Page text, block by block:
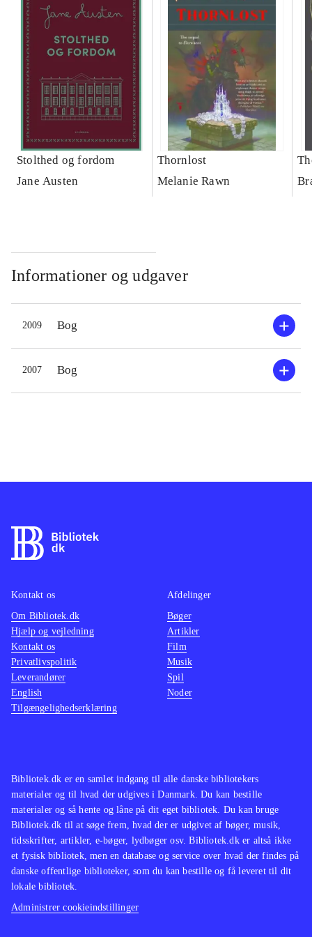
Stolthed og fordom
Jane Austen
Thornlost
Melanie Rawn
Informationer og udgaver
2009 Bog
2007 Bog
Bibliotek.dk er en samlet indgang til alle danske bibliotekers
materialer og til hvad der udgives i Danmark. Du kan bestille
materialer og så hente og låne på dit eget bibliotek. Du kan bruge
Bibliotek.dk til at søge frem, hvad der er udgivet af bøger, musik,
tidsskrifter, artikler, e-bøger, lydbøger osv. Bibliotek.dk er altså ikke
et fysisk bibliotek, men en database og service over hvad der findes på
danske offentlige biblioteker, som du kan bestille og få leveret til dit
lokale bibliotek.
Administrer cookieindstillinger
Kontakt os
Om Bibliotek.dk
Hjælp og vejledning
Kontakt os
Privatlivspolitik
Leverandører
English
Tilgængelighedserklæring
Afdelinger
Bøger
Artikler
Film
Musik
Spil
Noder